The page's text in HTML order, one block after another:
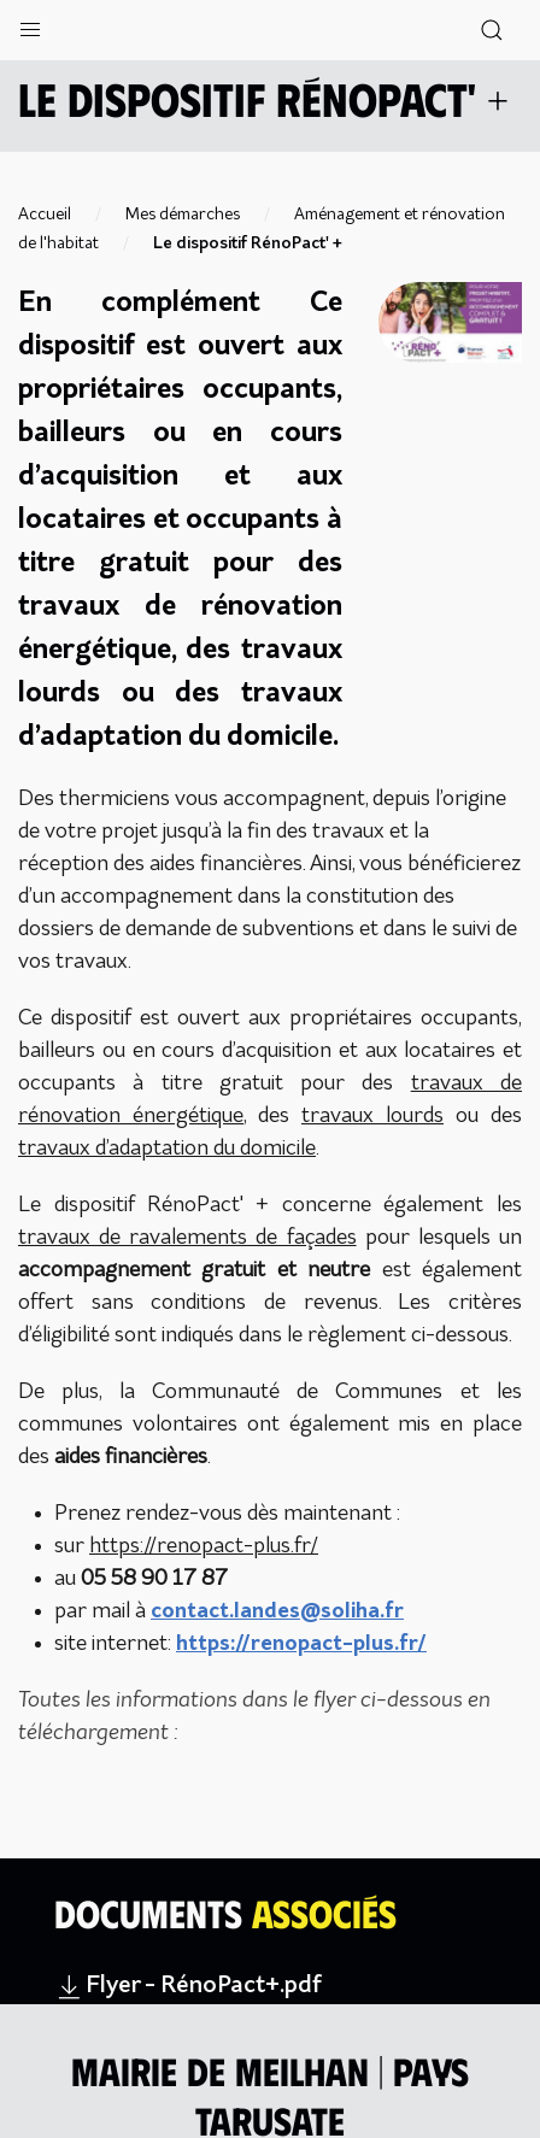
Le dispositif RénoPact' +
Accueil Mes démarches
Aménagement et rénovation
de l'habitat
Le dispositif RénoPact' +
En complément Ce
dispositif est ouvert aux
propriétaires occupants,
bailleurs ou en cours
d’acquisition et aux
locataires et occupants à
titre gratuit pour des
travaux de rénovation
énergétique, des travaux
lourds ou des travaux
d’adaptation du domicile.
Des thermiciens vous accompagnent, depuis l’origine
de votre projet jusqu’à la fin des travaux et la
réception des aides financières. Ainsi, vous bénéficierez
d’un accompagnement dans la constitution des
dossiers de demande de subventions et dans le suivi de
vos travaux.
Ce dispositif est ouvert aux propriétaires occupants,
bailleurs ou en cours d’acquisition et aux locataires et
occupants à titre gratuit pour des travaux de
rénovation énergétique, des travaux lourds ou des
travaux d’adaptation du domicile.
Le dispositif RénoPact' + concerne également les
travaux de ravalements de façades pour lesquels un
accompagnement gratuit et neutreest également
offert sans conditions de revenus. Les critères
d’éligibilité sont indiqués dans le règlement ci-dessous.
De plus, la Communauté de Communes et les
communes volontaires ont également mis en place
des aides financières.
Prenez rendez-vous dès maintenant :
sur https://renopact-plus.fr/
au 05 58 90 17 87
par mail à contact.landes@soliha.fr
site internet: https://renopact-plus.fr/
Toutes les informations dans le flyer ci-dessous en
téléchargement :
Documents associés
Flyer - RénoPact+.pdf
Mairie de Meilhan | Pays
tarusate